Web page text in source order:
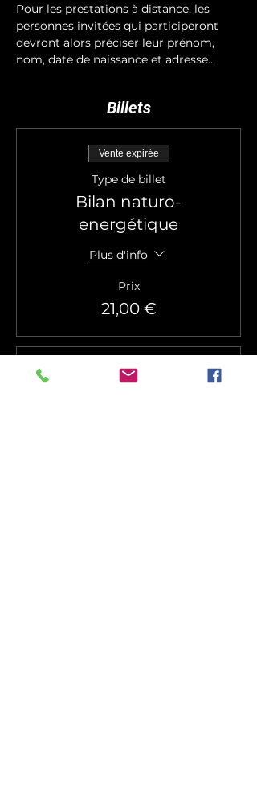
Pour les prestations à distance, les
personnes invitées qui participeront
devront alors préciser leur prénom,
nom, date de naissance et adresse...
Billets
Vente expirée
Type de billet
Bilan naturo-
energétique
Plus d'info
Prix
21,00 €
Vente expirée